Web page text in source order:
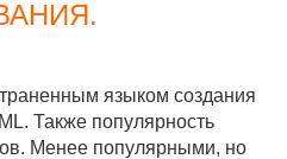
языком создания
Также популярность
Менее популярными, но